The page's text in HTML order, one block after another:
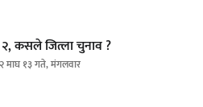
२, कसले जित्ला चुनाव ?
माघ १३ गते, मंगलवार